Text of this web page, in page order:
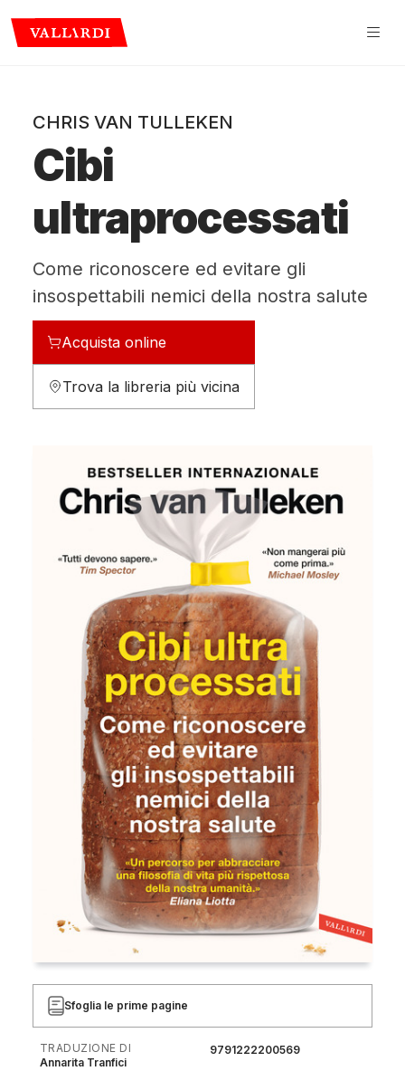
CHRIS VAN TULLEKEN
Cibi
ultraprocessati
Come riconoscere ed evitare gli
insospettabili nemici della nostra salute
Acquista online
Trova la libreria più vicina
Sfoglia le prime pagine
TRADUZIONE DI
Annarita Tranfici
9791222200569